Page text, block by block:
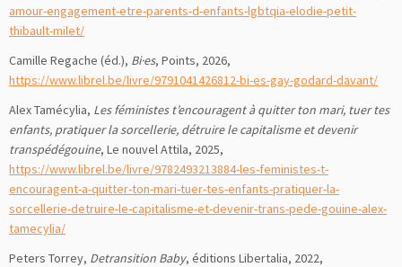
amour-engagement-etre-parents-d-enfants-lgbtqia-elodie-petit-
thibault-milet/
Camille Regache (éd.), Bi·es, Points, 2026,
https://www.librel.be/livre/9791041426812-bi-es-gay-godard-davant/
Alex Tamécylia, Les féministes t’encouragent à quitter ton mari, tuer tes
enfants, pratiquer la sorcellerie, détruire le capitalisme et devenir
transpédégouine, Le nouvel Attila, 2025,
https://www.librel.be/livre/9782493213884-les-feministes-t-
encouragent-a-quitter-ton-mari-tuer-tes-enfants-pratiquer-la-
sorcellerie-detruire-le-capitalisme-et-devenir-trans-pede-gouine-alex-
tamecylia/
Peters Torrey, Detransition Baby, éditions Libertalia, 2022,